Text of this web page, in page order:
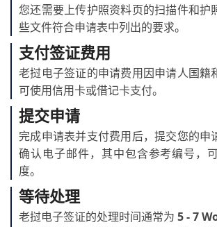
您还需要上传护照资料页的扫描件和护
些文件符合申请表中列出的要求。
支付签证费用
老挝电子签证的申请费用因申请人国籍
可使用信用卡或借记卡支付。
提交申请
完成申请表并支付费用后，提交您的申
确认电子邮件，其中包含参考编号，
度。
等待处理
老挝电子签证的处理时间通常为 5 - 7